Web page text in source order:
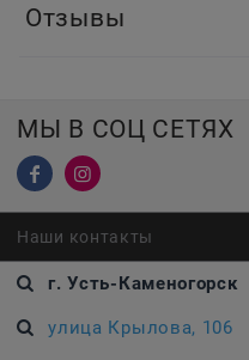
Отзывы
МЫ В СОЦ СЕТЯХ
Наши контакты
г. Усть-Каменогорск
улица Крылова, 106